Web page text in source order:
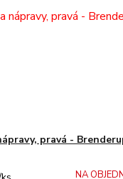
pravá -
NA